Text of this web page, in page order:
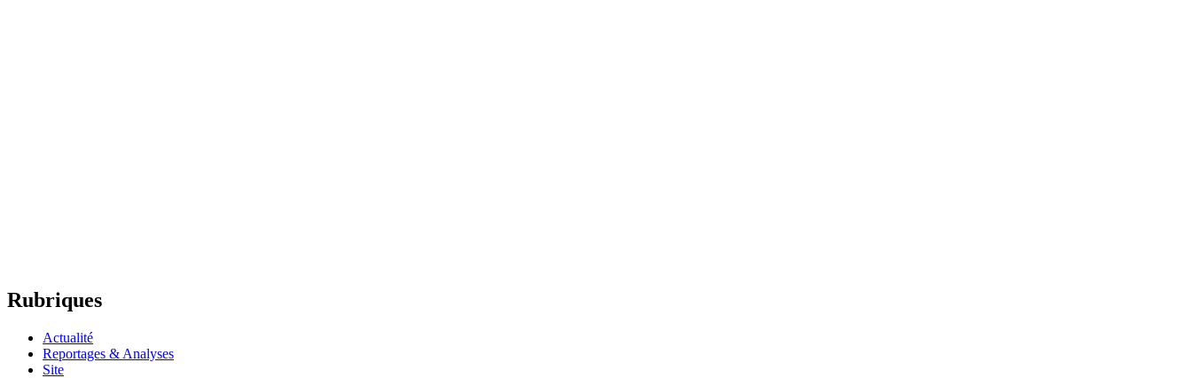
Rubriques
Actualité
Reportages & Analyses
Site